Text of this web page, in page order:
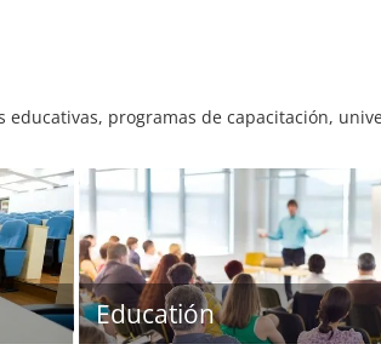
programas de capacitación,
Educatión